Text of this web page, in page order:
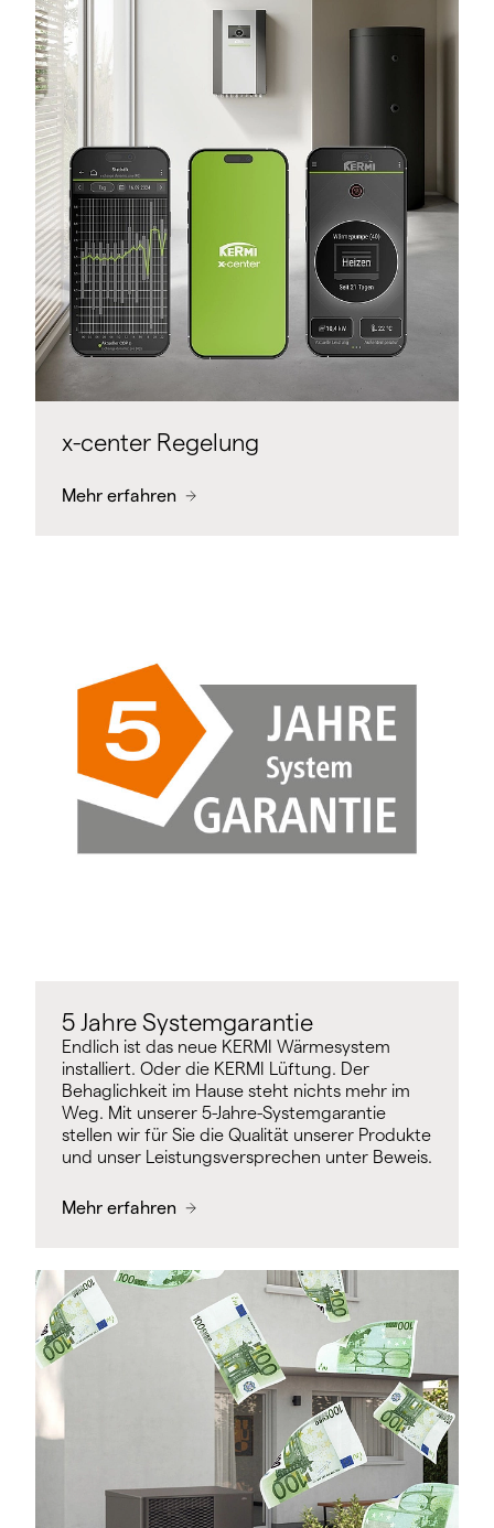
x-center Regelung
Mehr erfahren
5 Jahre Systemgarantie
Endlich ist das neue KERMI Wärmesystem
installiert. Oder die KERMI Lüftung. Der
Behaglichkeit im Hause steht nichts mehr im
Weg. Mit unserer 5-Jahre-Systemgarantie
stellen wir für Sie die Qualität unserer Produkte
und unser Leistungsversprechen unter Beweis.
Mehr erfahren